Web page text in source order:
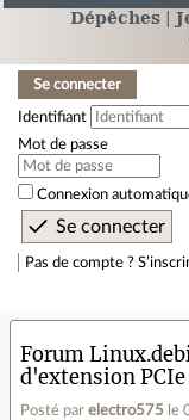
Dépêches
Se connecter
Identifiant
Mot de passe
Connexion
Pas de compte ?
Forum
d'extension PCIe
Posté par electro575 le